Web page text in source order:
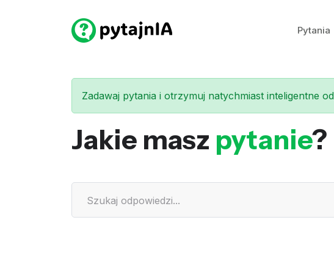
Pytania
Zadawaj pytania i otrzymuj natychmiast inteligentne
Jakie masz pytanie?